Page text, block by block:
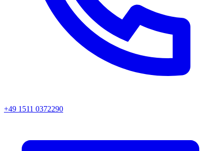
+49 1511 0372290